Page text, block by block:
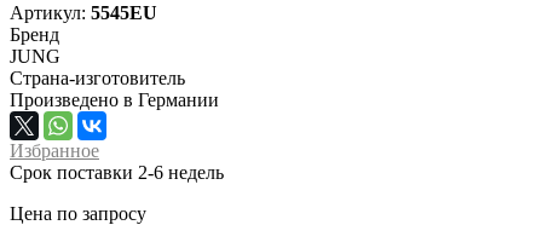
Артикул: 5545EU
Бренд
JUNG
Страна-изготовитель
Произведено в Германии
Избранное
Срок поставки 2-6 недель
Цена по запросу